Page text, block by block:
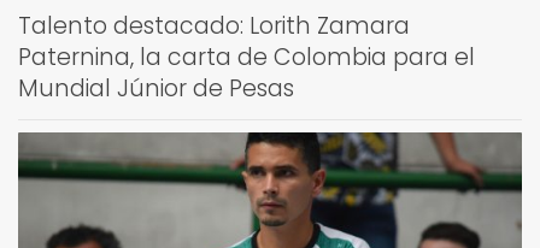
Talento destacado: Lorith Zamara
Paternina, la carta de Colombia para el
Mundial Júnior de Pesas